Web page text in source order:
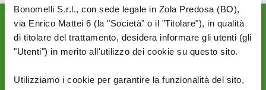
Bonomelli S.r.l., con sede legale in Zola Predosa (BO),
via Enrico Mattei 6 (la "Società" o il "Titolare"), in qualità
di titolare del trattamento, desidera informare gli utenti (gli
"Utenti") in merito all'utilizzo dei cookie su questo sito.
Utilizziamo i cookie per garantire la funzionalità del sito,
Rimani aggiornato sulle
novità del mondo Cuore: